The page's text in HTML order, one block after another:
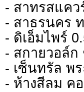
- สาทรสแคว
- สาธรนคร
- ดิเอ็มไพร์
- สกายวอล์ก
- เซ็นทรัล พ
- ห้างสีลม ค